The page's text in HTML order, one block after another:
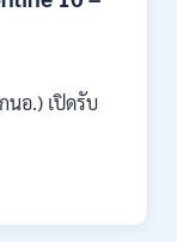
นอ.) เปิดรับ